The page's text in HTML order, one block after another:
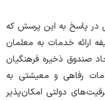
در پاسخ به این پرسش که
ارائه خدمات به معلمان
صندوق ذخیره فرهنگیان
رفاهی و معیشتی به
دولتی امکان‌پذیر